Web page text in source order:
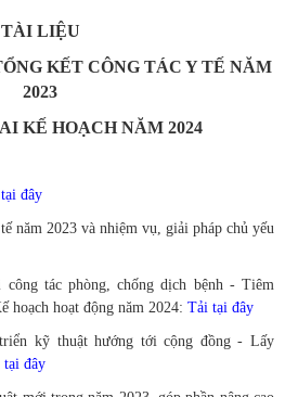
TÀI LIỆU
KẾT CÔNG TÁC Y TẾ NĂM
2023
KẾ HOẠCH NĂM 2024
đây
năm 2023 và nhiệm vụ, giải pháp chủ yếu
tác phòng, chống dịch bệnh - Tiêm
hoạch hoạt động năm 2024: Tải tại đây
kỹ thuật hướng tới cộng đồng - Lấy
tại đây